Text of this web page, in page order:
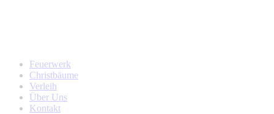
Feuerwerk
Christbäume
Verleih
Über Uns
Kontakt